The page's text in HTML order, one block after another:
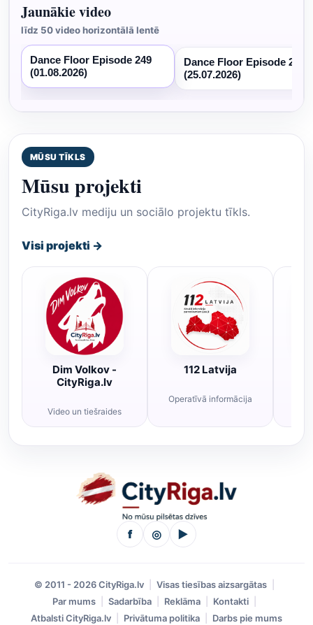
Jaunākie video
līdz 50 video horizontālā lentē
Dance Floor Episode 249
(01.08.2026)
Dance Floor Episode 248
(25.07.2026)
MŪSU TĪKLS
Mūsu projekti
CityRiga.lv mediju un sociālo projektu tīkls.
Visi projekti →
Dim Volkov -
CityRiga.lv
Video un tiešraides
112 Latvija
Operatīvā informācija
f ◎ ▶
© 2011 - 2026 CityRiga.lv
Visas tiesības aizsargātas
Par mums
Sadarbība Reklāma
Kontakti
Atbalsti CityRiga.lv
Privātuma politika Darbs pie mums